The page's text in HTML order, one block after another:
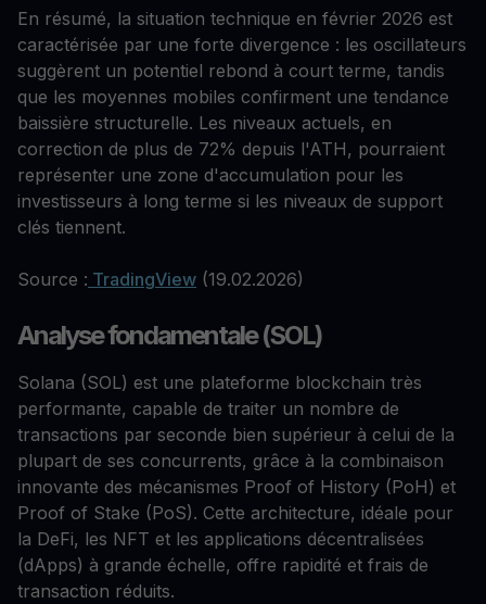
En résumé, la situation technique en février 2026 est
caractérisée par une forte divergence : les oscillateurs
suggèrent un potentiel rebond à court terme, tandis
que les moyennes mobiles confirment une tendance
baissière structurelle. Les niveaux actuels, en
correction de plus de 72% depuis l'ATH, pourraient
représenter une zone d'accumulation pour les
investisseurs à long terme si les niveaux de support
clés tiennent.
Source : TradingView (19.02.2026)
Analyse fondamentale (SOL)
Solana (SOL) est une plateforme blockchain très
performante, capable de traiter un nombre de
transactions par seconde bien supérieur à celui de la
plupart de ses concurrents, grâce à la combinaison
innovante des mécanismes Proof of History (PoH) et
Proof of Stake (PoS). Cette architecture, idéale pour
la DeFi, les NFT et les applications décentralisées
(dApps) à grande échelle, offre rapidité et frais de
transaction réduits.